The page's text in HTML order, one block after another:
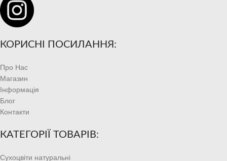
КОРИСНІ ПОСИЛАННЯ:
Про Нас
Магазин
Інформація
Блог
Контакти
КАТЕГОРІЇ ТОВАРІВ:
Сухоцвіти натуральні